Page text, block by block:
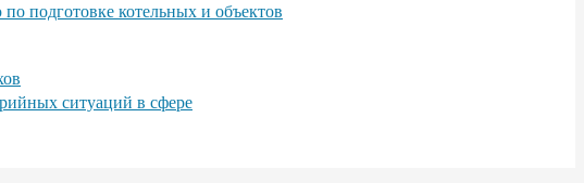
подготовке котельных и объектов
ситуаций в сфере